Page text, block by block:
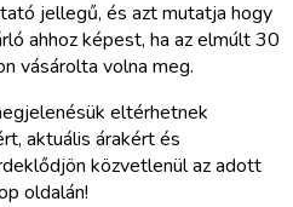
jellegű, és azt mutatja hogy
ahhoz képest, ha az elmúlt 30
vásárolta volna meg.
eltérhetnek
aktuális árakért és
közvetlenül az adott
oldalán!